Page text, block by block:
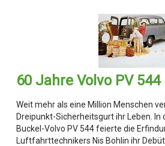
60 Jahre Volvo PV 544
Weit mehr als eine Million Menschen
Dreipunkt-Sicherheitsgurt ihr Leben. In
Buckel-Volvo PV 544 feierte die
Luftfahrttechnikers Nis Bohlin ihr